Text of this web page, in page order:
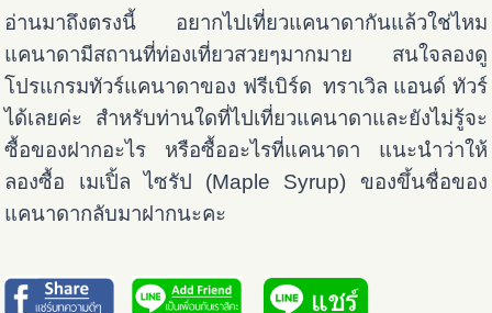
อ่านมาถึงตรงนี้ อยากไปเที่ยวแคนาดากันแล้วใช่ไหม
แคนาดามีสถานที่ท่องเที่ยวสวยๆมากมาย สนใจลองดู
โปรแกรมทัวร์แคนาดาของ ฟรีเบิร์ด ทราเวิล แอนด์ ทัวร์
ได้เลยค่ะ สำหรับท่านใดที่ไปเที่ยวแคนาดาและยังไม่รู้จะ
ซื้อของฝากอะไร หรือซื้ออะไรที่แคนาดา แนะนำว่าให้
ลองซื้อ เมเปิ้ล ไซรัป (Maple Syrup) ของขึ้นชื่อของ
แคนาดากลับมาฝากนะคะ